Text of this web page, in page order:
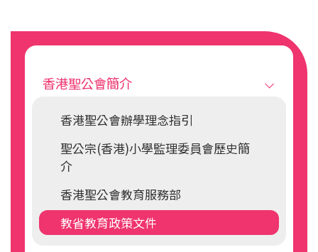
Main
navigation
香港聖公會簡介
香港聖公會辦學理念指引
聖公宗(香港)小學監理委員會歷史簡
介
香港聖公會教育服務部
教省教育政策文件